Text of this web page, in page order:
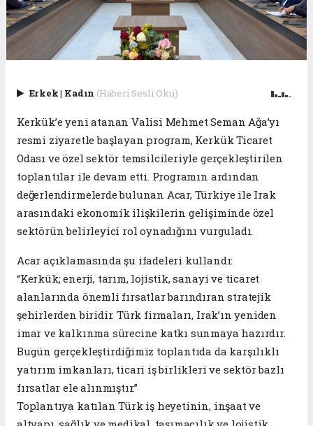
Erkek| Kadın (Haberi Sesli Oku)
Kerkük’e yeni atanan Valisi Mehmet Seman Ağa’yı
resmi ziyaretle başlayan program, Kerkük Ticaret
Odası ve özel sektör temsilcileriyle gerçekleştirilen
toplantılar ile devam etti. Programın ardından
değerlendirmelerde bulunan Acar, Türkiye ile Irak
arasındaki ekonomik ilişkilerin gelişiminde özel
sektörün belirleyici rol oynadığını vurguladı.
Acar açıklamasında şu ifadeleri kullandı:
“Kerkük; enerji, tarım, lojistik, sanayi ve ticaret
alanlarında önemli fırsatlar barındıran stratejik
şehirlerden biridir. Türk firmaları, Irak’ın yeniden
imar ve kalkınma sürecine katkı sunmaya hazırdır.
Bugün gerçekleştirdiğimiz toplantıda da karşılıklı
yatırım imkanları, ticari iş birlikleri ve sektör bazlı
fırsatlar ele alınmıştır.”
Toplantıya katılan Türk iş heyetinin, inşaat ve